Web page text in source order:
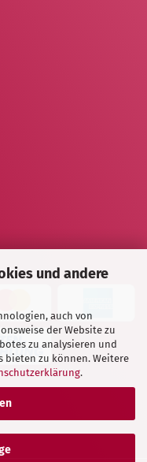
und andere
auch von
der Website zu
zu analysieren und
bieten zu können. Weitere
.